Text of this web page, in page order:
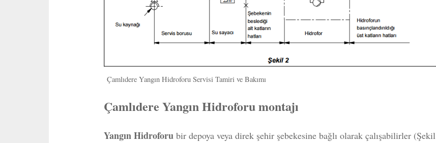
Çamlıdere Yangın Hidroforu Servisi Tamiri ve Bakımı
Çamlıdere Yangın Hidroforu montajı
Yangın Hidroforu bir depoya veya direk şehir şebekesine bağlı olarak çalışabilirler (Şekil